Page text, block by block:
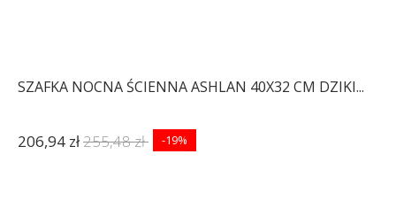
SZAFKA NOCNA ŚCIENNA ASHLAN 40X32 CM DZIKI...
206,94 zł255,48 zł -19%